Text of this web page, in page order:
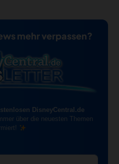
mehr verpassen?
DisneyCentral.de
über die neuesten Themen